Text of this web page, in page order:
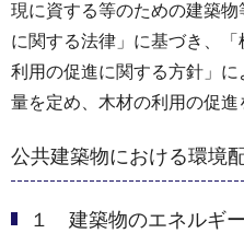
現に資する等のための建築
に関する法律」に基づき、
利用の促進に関する方針」
量を定め、木材の利用の促進
公共建築物における環境
１ 建築物のエネルギ